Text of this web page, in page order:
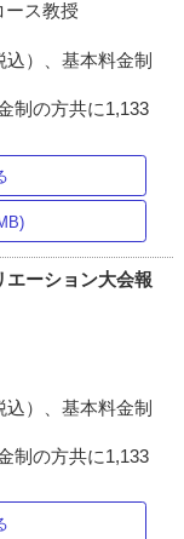
ース教授
）、基本料金制
制の方共に1,133
エーション大会報
）、基本料金制
制の方共に1,133